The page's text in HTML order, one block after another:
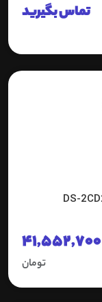
تماس بگیرید
41,552,700
تومان